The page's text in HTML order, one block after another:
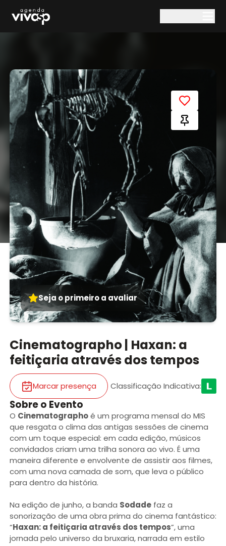
Seja o primeiro a avaliar
Cinematographo | Haxan: a
feitiçaria através dos tempos
Marcar presença Classificação Indicativa:
Sobre o Evento
O Cinematographoé um programa mensal do MIS
que resgata o clima das antigas sessões de cinema
com um toque especial: em cada edição, músicos
convidados criam uma trilha sonora ao vivo. É uma
maneira diferente e envolvente de assistir aos filmes,
com uma nova camada de som, que leva o público
para dentro da história.
Na edição de junho, a banda Sodadefaz a
sonorização de uma obra prima do cinema fantástico:
“Haxan: a feitiçaria através dos tempos”, uma
jornada pelo universo da bruxaria, narrada em estilo